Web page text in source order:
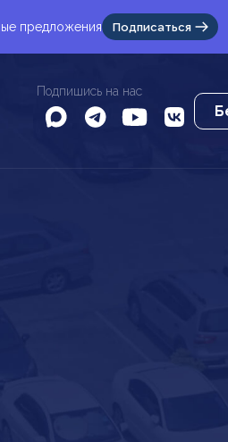
предложения Подписаться
Подпишись на нас